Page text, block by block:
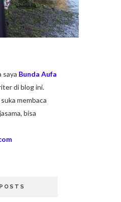
saya Bunda Aufa
di blog ini.
membaca
bisa